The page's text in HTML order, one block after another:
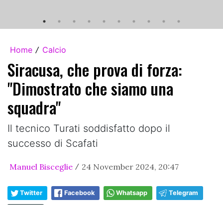
Home / Calcio
Siracusa, che prova di forza:
"Dimostrato che siamo una
squadra"
Il tecnico Turati soddisfatto dopo il
successo di Scafati
Manuel Bisceglie / 24 November 2024, 20:47
Twitter Facebook Whatsapp Telegram